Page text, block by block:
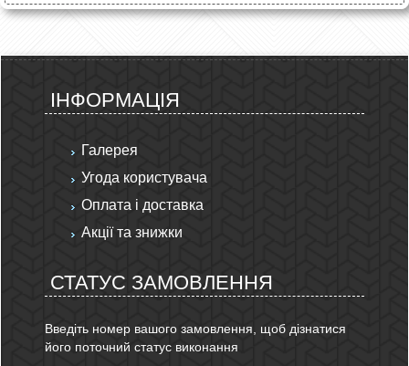
ІНФОРМАЦІЯ
Галерея
Угода користувача
Оплата і доставка
Акції та знижки
СТАТУС ЗАМОВЛЕННЯ
Введіть номер вашого замовлення, щоб дізнатися
його поточний статус виконання